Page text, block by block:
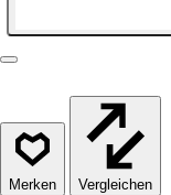
Vergleichen